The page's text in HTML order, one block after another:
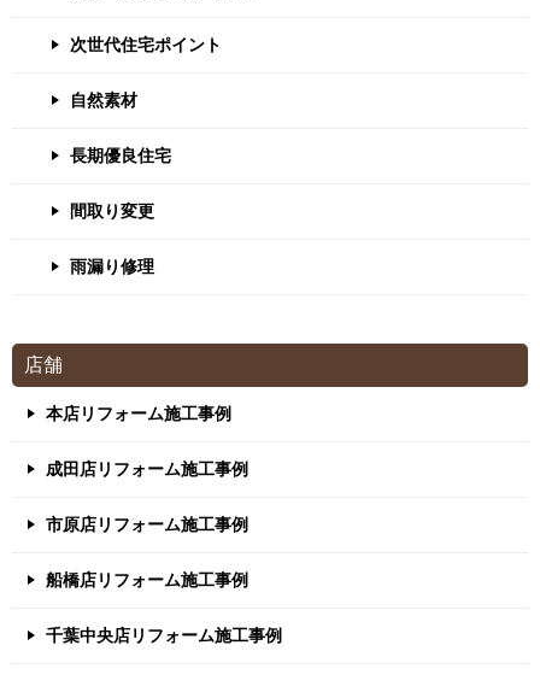
次世代住宅ポイント
自然素材
長期優良住宅
間取り変更
雨漏り修理
店舗
本店リフォーム施工事例
成田店リフォーム施工事例
市原店リフォーム施工事例
船橋店リフォーム施工事例
千葉中央店リフォーム施工事例